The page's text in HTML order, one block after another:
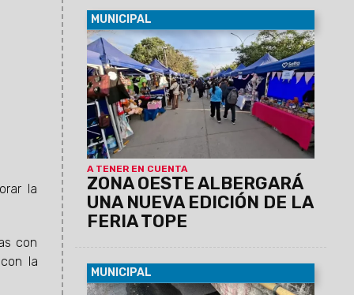
la
con
la
MUNICIPAL
A TENER EN CUENTA
ZONA OESTE ALBERGARÁ
UNA NUEVA EDICIÓN DE LA
FERIA TOPE
07/08/2026
La actividad se llevará a
cabo el sábado 8 de agosto, de 12 a 19
horas, en barrio Grand Bourg. Se espera
una gran convocatoría, ya que habrá 110
emprendedores y el precio máximo
permitido por producto o combo será de
$20.000.
MUNICIPAL